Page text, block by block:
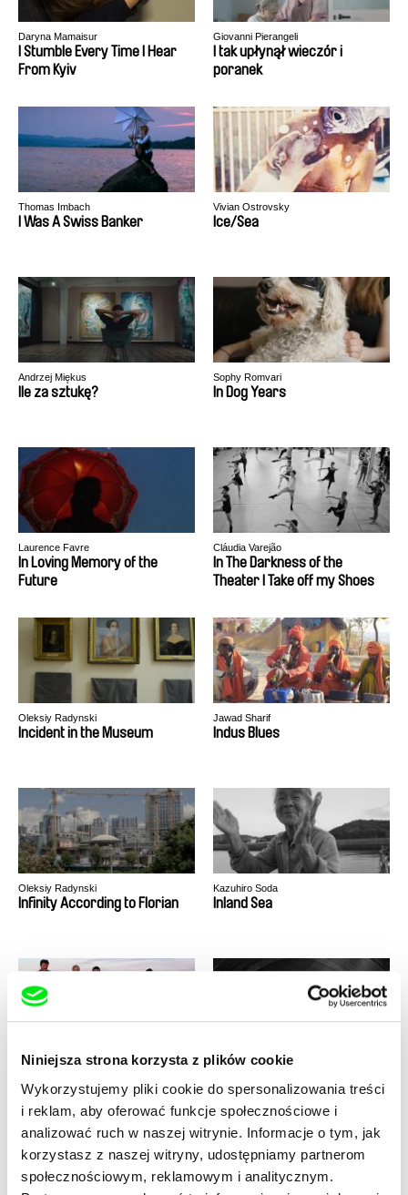
Niniejsza strona korzysta z plików cookie
Wykorzystujemy pliki cookie do spersonalizowania treści
i reklam, aby oferować funkcje społecznościowe i
analizować ruch w naszej witrynie. Informacje o tym, jak
korzystasz z naszej witryny, udostępniamy partnerom
społecznościowym, reklamowym i analitycznym.
Daryna Mamaisur
I Stumble Every Time I Hear
From Kyiv
Giovanni Pierangeli
I tak upłynął wieczór i
poranek
Thomas Imbach
I Was A Swiss Banker
Vivian Ostrovsky
Ice/Sea
Andrzej Miękus
Ile za sztukę?
Sophy Romvari
In Dog Years
Laurence Favre
In Loving Memory of the
Future
Cláudia Varejão
In The Darkness of the
Theater I Take off my Shoes
Oleksiy Radynski
Incident in the Museum
Jawad Sharif
Indus Blues
Oleksiy Radynski
Infinity According to Florian
Kazuhiro Soda
Inland Sea
Marko Škop Marcin Podolec